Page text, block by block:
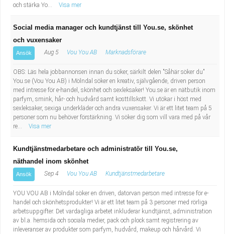
och stärka Yo...
Visa mer
Social media manager och kundtjänst till You.se, skönhet
och vuxensaker
Ansök Aug 5 Vou You AB Marknadsförare
OBS: Läs hela jobbannonsen innan du söker, särkilt delen "Såhär söker du"
You.se (Vou You AB) i Mölndal söker en kreativ, självgående, driven person
med intresse för e-handel, skönhet och sexleksaker! You.se är en nätbutik inom
parfym, smink, hår- och hudvård samt kosttillskott. Vi utökar i höst med
sexleksaker, sexiga underkläder och andra vuxensaker. Vi är ett litet team på 5
personer som nu behöver förstärkning. Vi söker dig som vill vara med på vår
re...
Visa mer
Kundtjänstmedarbetare och administratör till You.se,
näthandel inom skönhet
Ansök Sep 4 Vou You AB Kundtjänstmedarbetare
YOU VOU AB i Mölndal söker en driven, datorvan person med intresse för e-
handel och skönhetsprodukter! Vi är ett litet team på 3 personer med rörliga
arbetsuppgifter. Det vardagliga arbetet inkluderar kundtjänst, administration
av bl.a. hemsida och sociala medier, pack och plock samt registrering av
inleveranser av produkter som parfym, hudvård, makeup och hårvård. Vi